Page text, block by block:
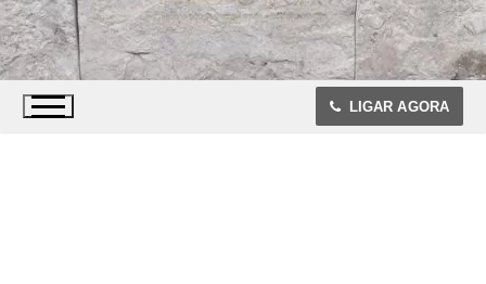
LIGAR AGORA